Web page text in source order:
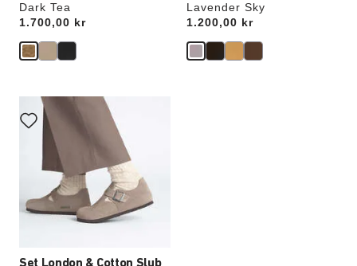
Dark Tea
Price:
1.700,00 kr
Lavender Sky
Price:
1.200,00 kr